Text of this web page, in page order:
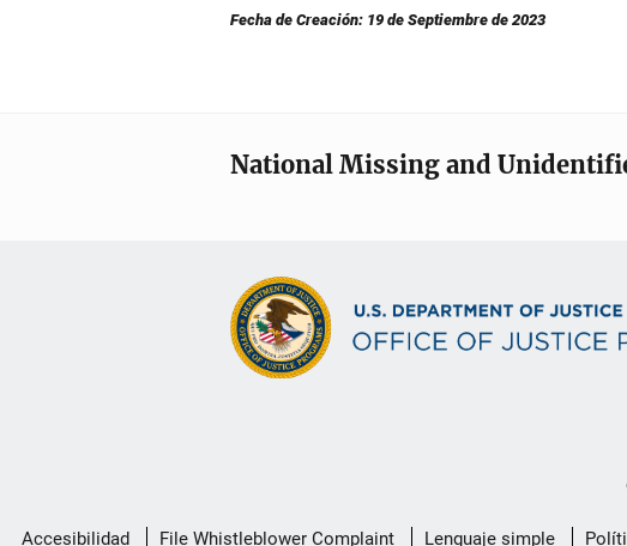
Fecha de Creación: 19 de Septiembre de 2023
National Missing and
Menú
Accesibilidad File Whistleblower Complaint Lenguaje simple